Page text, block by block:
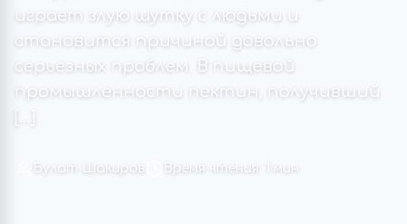
играет злую шутку с людьми и
становится причиной довольно
серьезных проблем. В пищевой
промышленности пектин, получивший
Булат Шакиров Время чтения: 1 мин